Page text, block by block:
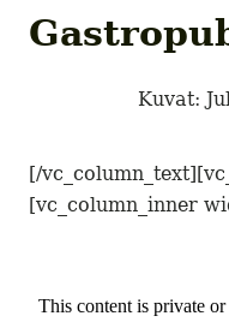
Kuvat:
[/
[vc_column_inner